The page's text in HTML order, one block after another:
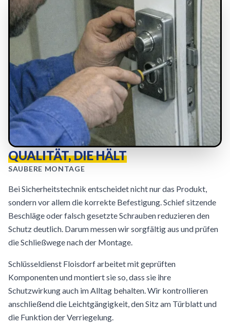
QUALITÄT, DIE HÄLT
SAUBERE MONTAGE
Bei Sicherheitstechnik entscheidet nicht nur das Produkt,
sondern vor allem die korrekte Befestigung. Schief sitzende
Beschläge oder falsch gesetzte Schrauben reduzieren den
Schutz deutlich. Darum messen wir sorgfältig aus und prüfen
die Schließwege nach der Montage.
Schlüsseldienst Floisdorf arbeitet mit geprüften
Komponenten und montiert sie so, dass sie ihre
Schutzwirkung auch im Alltag behalten. Wir kontrollieren
anschließend die Leichtgängigkeit, den Sitz am Türblatt und
die Funktion der Verriegelung.